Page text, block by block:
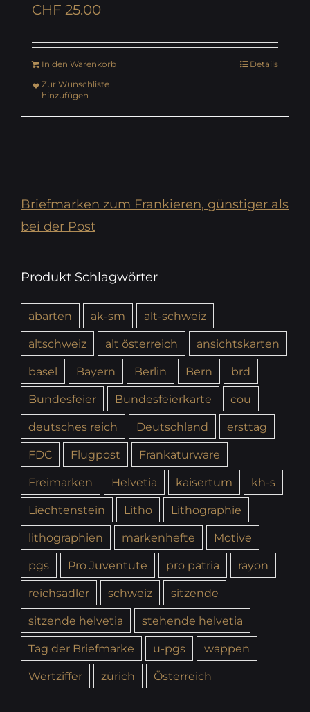
CHF 25.00
In den Warenkorb
Details
Zur Wunschliste
hinzufügen
Briefmarken zum Frankieren, günstiger als
bei der Post
Produkt Schlagwörter
abarten ak-sm
alt-schweiz
altschweiz
alt österreich
ansichtskarten
basel
Bayern Berlin Bern
brd
Bundesfeier
Bundesfeierkarte
cou
deutsches reich
Deutschland
ersttag
FDC
Flugpost
Frankaturware
Freimarken
Helvetia kaisertum
kh-s
Liechtenstein
Litho
Lithographie
lithographien
markenhefte
Motive
pgs
Pro Juventute pro patria
rayon
reichsadler
schweiz
sitzende
sitzende helvetia
stehende helvetia
Tag der Briefmarke
u-pgs
wappen
Wertziffer
zürich Österreich